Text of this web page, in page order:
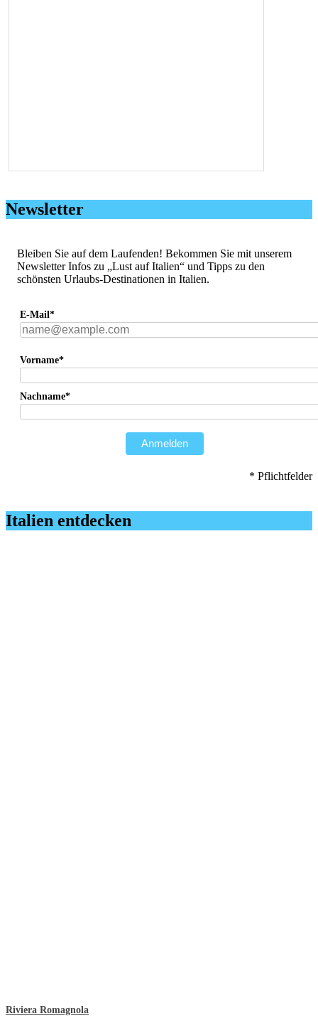
Newsletter
Bleiben Sie auf dem Laufenden! Bekommen Sie mit unserem
Newsletter Infos zu „Lust auf Italien“ und Tipps zu den
schönsten Urlaubs-Destinationen in Italien.
E-Mail*
Vorname*
Nachname*
Anmelden
* Pflichtfelder
Italien entdecken
Riviera Romagnola